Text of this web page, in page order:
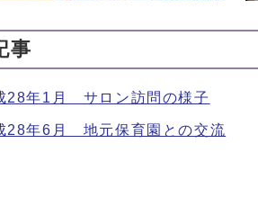
事
28年1月 サロン訪問の様子
28年6月 地元保育園との交流